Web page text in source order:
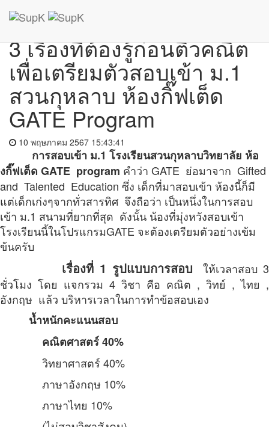
สอบเข้า
3 เรื่องที่ต้องรู้ก่อนติวคณิต
เพื่อเตรียมตัวสอบเข้า ม.1
สวนกุหลาบ ห้องกิ๊ฟเต็ด
GATE Program
10 พฤษภาคม 2567 15:43:41
การสอบเข้า ม.1 โรงเรียนสวนกุหลาบวิทยาลัย ห้อ
งกิ๊ฟเต็ด GATE program คำว่า GATE ย่อมาจาก Gifted
and Talented Education ซึ่ง เด็กที่มาสอบเข้า ห้องนี้ก็มี
แต่เด็กเก่งๆจากทั่วสารทิศ จึงถือว่า เป็นหนึ่งในการสอบ
เข้า ม.1 สนามที่ยากที่สุด ดังนั้น น้องที่มุ่งหวังสอบเข้า
โรงเรียนนี้ในโปรแกรมGATE จะต้องเตรียมตัวอย่างเข้ม
ข้นครับ
เรื่องที่ 1 รูปแบบการสอบ
ให้เวลาสอบ 3
ชั่วโมง โดย แจกรวม 4 วิชา คือ คณิต , วิทย์ , ไทย ,
อังกฤษ แล้ว บริหารเวลาในการทำข้อสอบเอง
น้ำหนักคะแนนสอบ
คณิตศาสตร์ 40%
วิทยาศาสตร์ 40%
ภาษาอังกฤษ 10%
ภาษาไทย 10%